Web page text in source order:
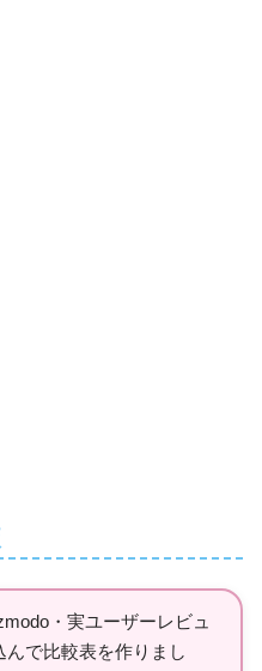
・実ユーザーレビュ
んで比較表を作りまし